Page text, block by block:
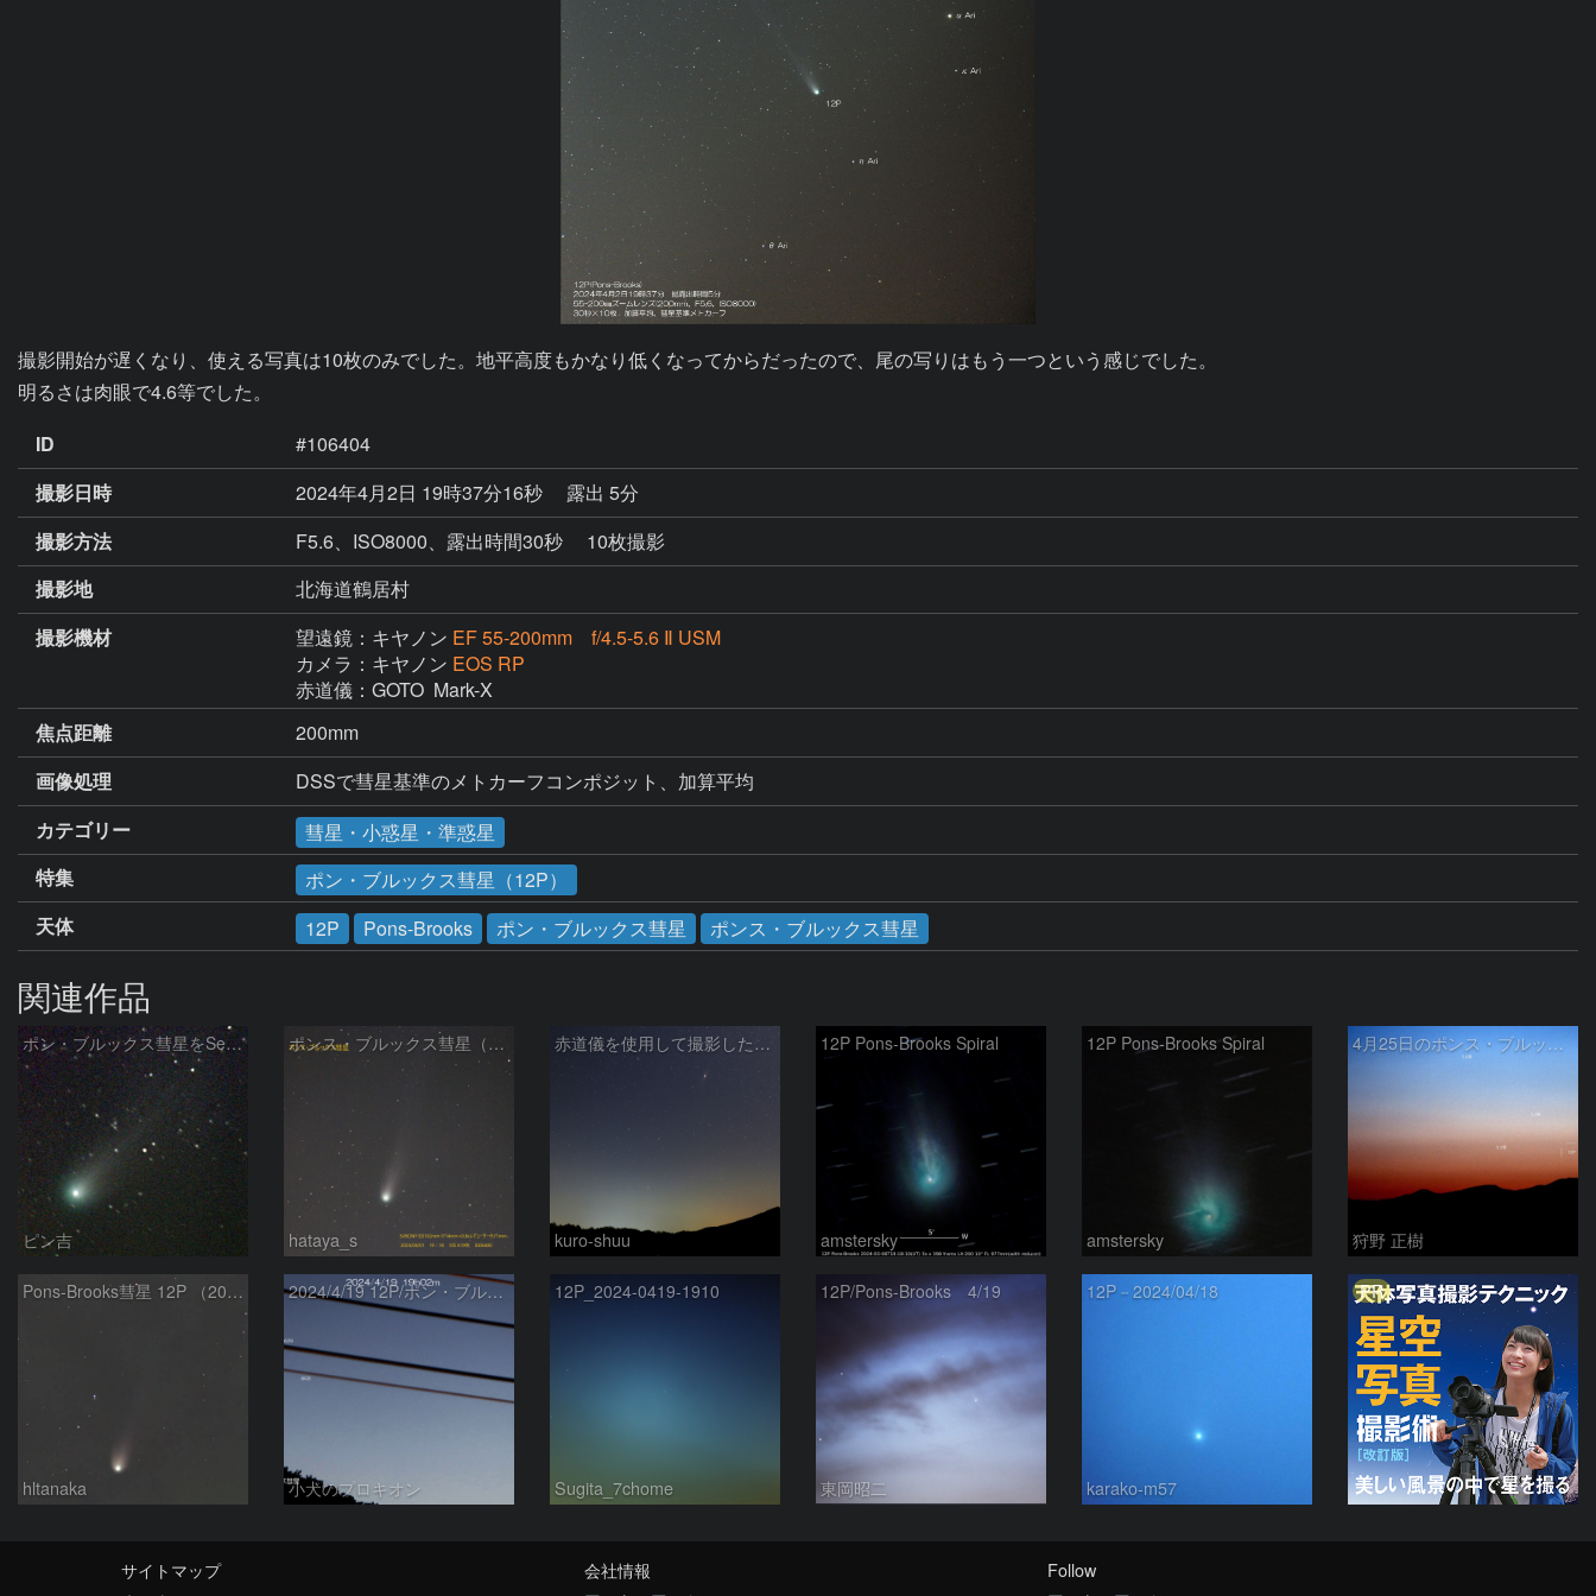
撮影開始が遅くなり、使える写真は10枚のみでした。地平高度もかなり低くなってからだったので、尾の写りはもう一つという感じでした。
明るさは肉眼で4.6等でした。
ID
#106404
撮影日時
2024年4月2日 19時37分16秒
露出 5分
撮影方法
F5.6、ISO8000、露出時間30秒 10枚撮影
撮影地
北海道鶴居村
撮影機材
望遠鏡：キヤノン EF 55-200mm f/4.5-5.6 Ⅱ USM
カメラ：キヤノン EOS RP
赤道儀：GOTO  Mark-X
焦点距離
200mm
画像処理
DSSで彗星基準のメトカーフコンポジット、加算平均
カテゴリー
彗星・小惑星・準惑星
特集
ポン・ブルックス彗星（12P）
天体
12P Pons-Brooks ポン・ブルックス彗星 ポンス・ブルックス彗星
関連作品
ポン・ブルックス彗星をSeeStar S50で撮影画像を再処理
ピン吉
ポンス・ブルックス彗星（12P/Pons-Brooks）2024/04/01
hataya_s
赤道儀を使用して撮影した画像のSequatorによるコンポジット結果
kuro-shuu
12P Pons-Brooks Spiral
amstersky
12P Pons-Brooks Spiral
amstersky
4月25日のポンス・ブルックス彗星(12P)
狩野 正樹
Pons-Brooks彗星 12P （2024/04/08） 米国テキサス州
hltanaka
2024/4/19 12P/ポン・ブルックス彗星・木星・天王星
小犬のプロキオン
12P_2024-0419-1910
Sugita_7chome
12P/Pons-Brooks 4/19
東岡昭二
12P－2024/04/18
karako-m57
PR
サイトマップ
会社情報
Follow